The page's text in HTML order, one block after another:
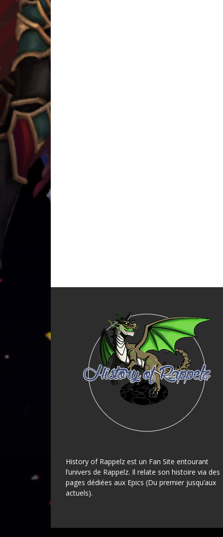
History of Rappelz est un Fan Site entourant
l’univers de Rappelz. Il relate son histoire via des
pages dédiées aux Epics (Du premier jusqu’aux
actuels).